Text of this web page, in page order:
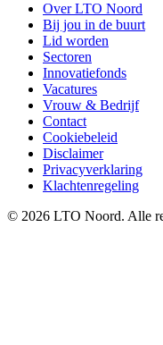
Over LTO Noord
Bij jou in de buurt
Lid worden
Sectoren
Innovatiefonds
Vacatures
Vrouw & Bedrijf
Contact
Cookiebeleid
Disclaimer
Privacyverklaring
Klachtenregeling
© 2026 LTO Noord. Alle